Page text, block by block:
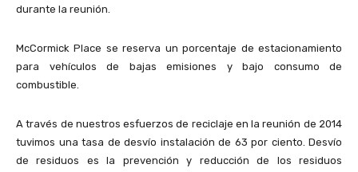
durante la reunión.
McCormick Place se reserva un porcentaje de estacionamiento
para vehículos de bajas emisiones y bajo consumo de
combustible.
A través de nuestros esfuerzos de reciclaje en la reunión de 2014
tuvimos una tasa de desvío instalación de 63 por ciento. Desvío
de residuos es la prevención y reducción de los residuos